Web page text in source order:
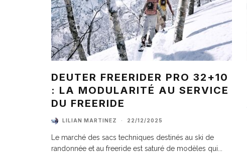
DEUTER FREERIDER PRO 32+10
: LA MODULARITÉ AU SERVICE
DU FREERIDE
LILIAN MARTINEZ · 22/12/2025
Le marché des sacs techniques destinés au ski de
randonnée et au freeride est saturé de modèles qui